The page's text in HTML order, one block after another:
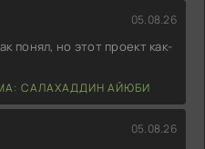
05.08.26
понял, но этот проект как-
САЛАХАДДИН АЙЮБИ
05.08.26